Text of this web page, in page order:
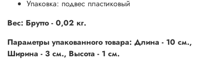
Упаковка: подвес пластиковый
Вес: Брутто - 0,02 кг.
Параметры упакованного товара: Длина - 10 см.,
Ширина - 3 см., Высота - 1 см.